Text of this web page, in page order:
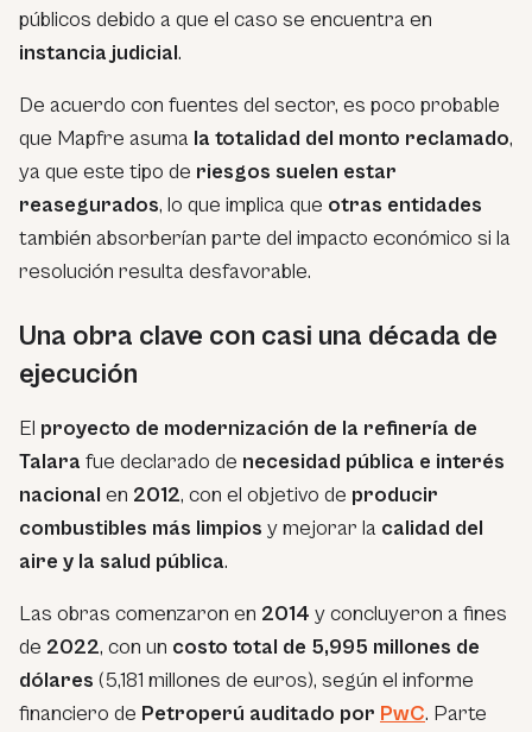
públicos debido a que el caso se encuentra en
instancia judicial.
De acuerdo con fuentes del sector, es poco probable
que Mapfre asuma la totalidad del monto reclamado,
ya que este tipo de riesgos suelen estar
reasegurados, lo que implica que otras entidades
también absorberían parte del impacto económico si la
resolución resulta desfavorable.
Una obra clave con casi una década de
ejecución
El proyecto de modernización de la refinería de
Talara fue declarado de necesidad pública e interés
nacional en 2012, con el objetivo de producir
combustibles más limpios y mejorar la calidad del
aire y la salud pública.
Las obras comenzaron en 2014 y concluyeron a fines
de 2022, con un costo total de 5,995 millones de
dólares (5,181 millones de euros), según el informe
financiero de Petroperú auditado por PwC. Parte